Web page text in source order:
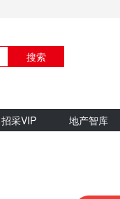
搜索
招采VIP 地产智库